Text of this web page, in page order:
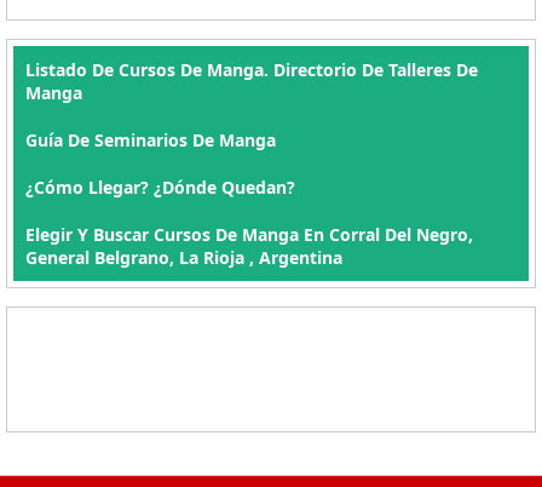
Listado De Cursos De Manga. Directorio De Talleres De
Manga
Guía De Seminarios De Manga
¿Cómo Llegar? ¿Dónde Quedan?
Elegir Y Buscar Cursos De Manga En Corral Del Negro,
General Belgrano, La Rioja , Argentina